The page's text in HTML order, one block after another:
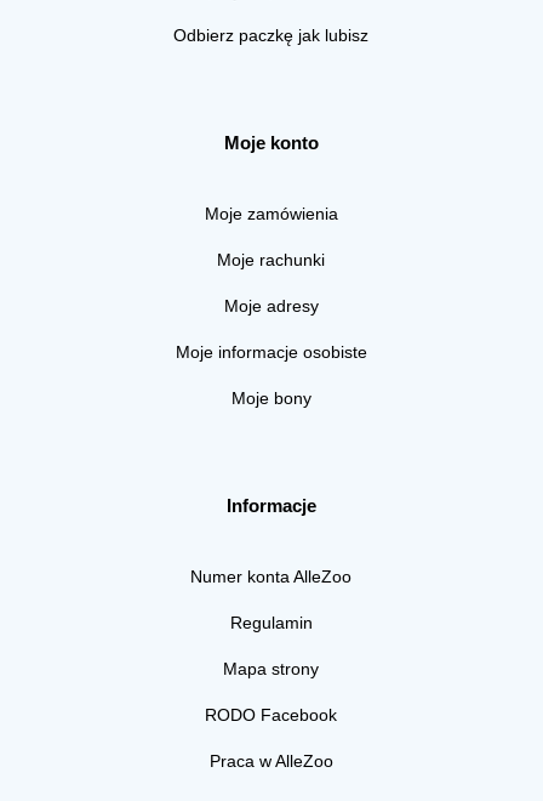
Odbierz paczkę jak lubisz
Moje konto
Moje zamówienia
Moje rachunki
Moje adresy
Moje informacje osobiste
Moje bony
Informacje
Numer konta AlleZoo
Regulamin
Mapa strony
RODO Facebook
Praca w AlleZoo